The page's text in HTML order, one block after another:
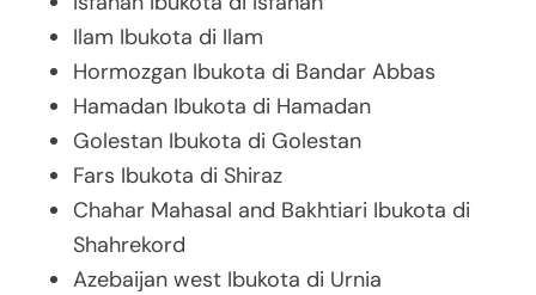
Ilam Ibukota di Ilam
Hormozgan Ibukota di Bandar Abbas
Hamadan Ibukota di Hamadan
Golestan Ibukota di Golestan
Fars Ibukota di Shiraz
Chahar Mahasal and Bakhtiari Ibukota di
Shahrekord
Azebaijan west Ibukota di Urnia